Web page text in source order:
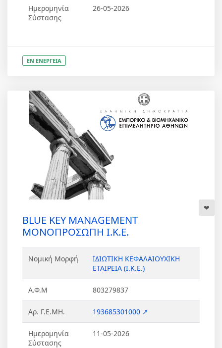
Ημερομηνία
Σύστασης
26-05-2026
ΕΝ ΕΝΕΡΓΕΙΑ
BLUE KEY MANAGEMENT
ΜΟΝΟΠΡΟΣΩΠΗ Ι.Κ.Ε.
Νομική Μορφή
ΙΔΙΩΤΙΚΗ ΚΕΦΑΛΑΙΟΥΧΙΚΗ
ΕΤΑΙΡΕΙΑ (Ι.Κ.Ε.)
Α.Φ.Μ 803279837
Αρ. Γ.Ε.ΜΗ. 193685301000 ↗
Ημερομηνία
Σύστασης
11-05-2026